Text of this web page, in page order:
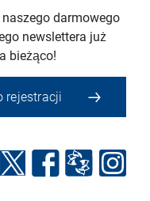
darmowego
newslettera już
bieżąco!
rejestracji